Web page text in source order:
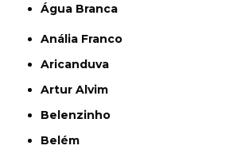
Água Branca
Anália Franco
Aricanduva
Artur Alvim
Belenzinho
Belém